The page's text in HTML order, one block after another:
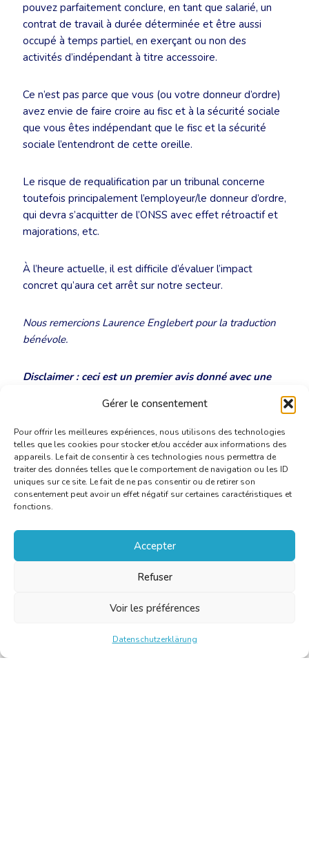
Gérer le consentement
Pour offrir les meilleures expériences, nous utilisons des technologies
telles que les cookies pour stocker et/ou accéder aux informations des
appareils. Le fait de consentir à ces technologies nous permettra de
traiter des données telles que le comportement de navigation ou les ID
uniques sur ce site. Le fait de ne pas consentir ou de retirer son
consentement peut avoir un effet négatif sur certaines caractéristiques et
fonctions.
Accepter
Refuser
Voir les préférences
Datenschutzerklärung
pouvez parfaitement conclure, en tant que salarié, un
contrat de travail à durée déterminée et être aussi
occupé à temps partiel, en exerçant ou non des
activités d’indépendant à titre accessoire.
Ce n’est pas parce que vous (ou votre donneur d’ordre)
avez envie de faire croire au fisc et à la sécurité sociale
que vous êtes indépendant que le fisc et la sécurité
sociale l’entendront de cette oreille.
Le risque de requalification par un tribunal concerne
toutefois principalement l’employeur/le donneur d’ordre,
qui devra s’acquitter de l’ONSS avec effet rétroactif et
majorations, etc.
À l’heure actuelle, il est difficile d’évaluer l’impact
concret qu’aura cet arrêt sur notre secteur.
Nous remercions Laurence Englebert pour la traduction
bénévole.
Disclaimer : ceci est un premier avis donné avec une
juridique concret dans le cadre d’une procédure.